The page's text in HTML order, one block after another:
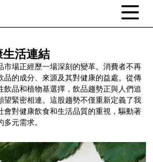
活連結
市場正經歷一場深刻的變革。消費者不再
品的成分、來源及其對健康的益處。從傳
品和植物基選擇，飲品趨勢正與人們追
望緊密相連。這股趨勢不僅重新定義了我
會對健康飲食和生活品質的重視，驅動著
元需求。